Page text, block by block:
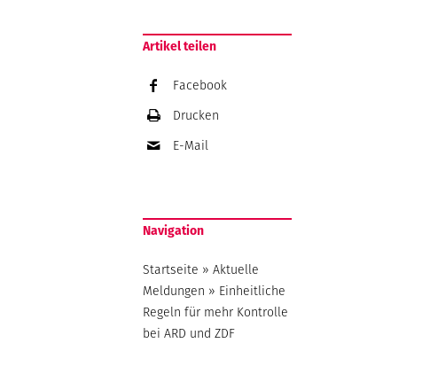
Artikel teilen
Facebook
Drucken
E-Mail
Navigation
Startseite »Aktuelle
Meldungen » Einheitliche
Regeln für mehr Kontrolle
bei ARD und ZDF